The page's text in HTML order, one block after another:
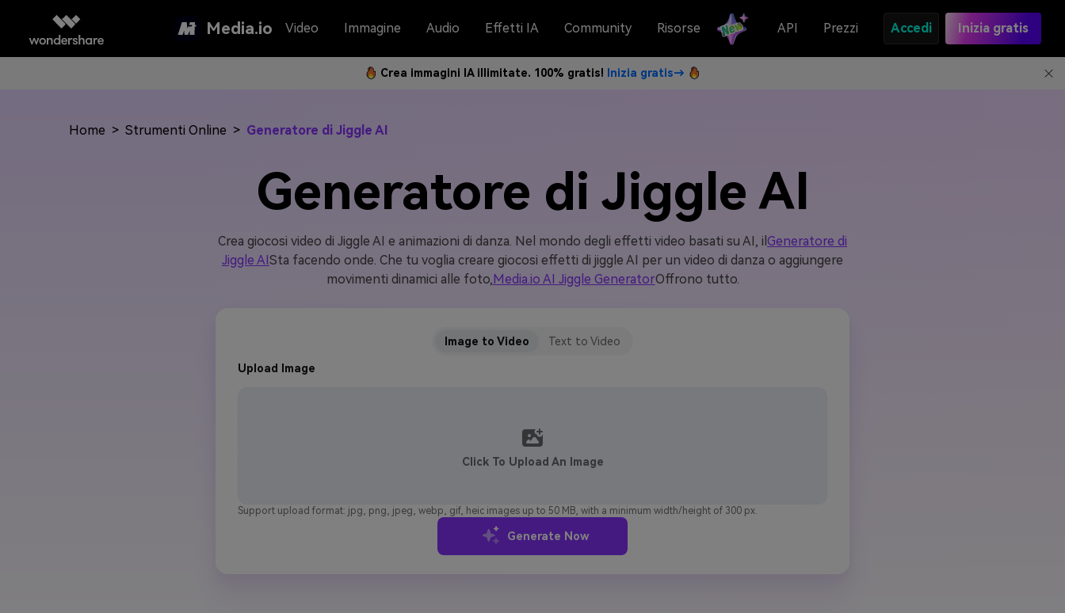
Media.io Video Immagine Audio Effetti IA Community Risorse API Prezzi Accedi Inizia gratis
Crea immagini IA illimitate. 100% gratis! Inizia gratis→
Home > Strumenti Online > Generatore di Jiggle AI
Generatore di Jiggle AI
Crea giocosi video di Jiggle AI e animazioni di danza. Nel mondo degli effetti video basati su AI, il Generatore di
Jiggle AISta facendo onde. Che tu voglia creare giocosi effetti di jiggle AI per un video di danza o aggiungere
movimenti dinamici alle foto,Media.io AI Jiggle GeneratorOffrono tutto.
Image to Video Text to Video
Upload Image
Click To Upload An Image
Support upload format: jpg, png, jpeg, webp, gif, heic images up to 50 MB, with a minimum width/height of 300 px.
Generate Now